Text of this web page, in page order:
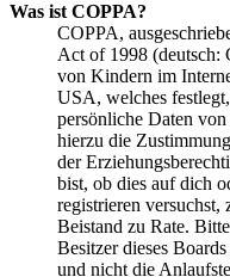
Was ist COPPA?
COPPA,
Act of 1998 (deutsch:
von Kindern im
USA, welches
persönliche Daten
hierzu die
der
bist, ob dies auf dich
registrieren versuchst,
Beistand zu Rate.
Besitzer dieses
und nicht die